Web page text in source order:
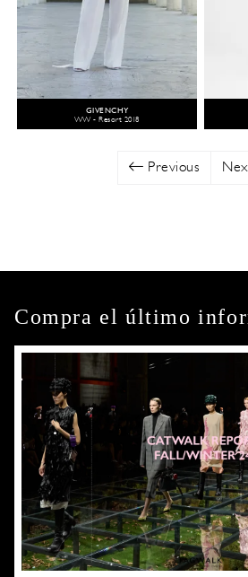
GIVENCHY
WW - Resort 2018
Previous
Compra el último